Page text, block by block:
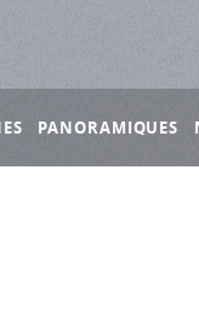
PANORAMIQUES